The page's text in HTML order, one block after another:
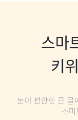
스마
키
눈이 편안한 큰 글
스